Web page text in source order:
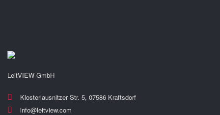
LeitVIEW GmbH
Klosterlausnitzer Str. 5, 07586 Kraftsdorf
info@leitview.com